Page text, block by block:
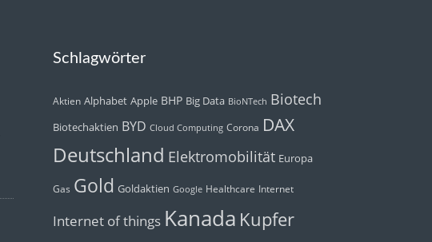
Schlagwörter
Aktien Alphabet Apple BHP Big Data BioNTech Biotech
Biotechaktien BYD Cloud Computing Corona DAX
Deutschland Elektromobilität Europa
Gas Gold Goldaktien Google Healthcare Internet
Internet of things Kanada Kupfer